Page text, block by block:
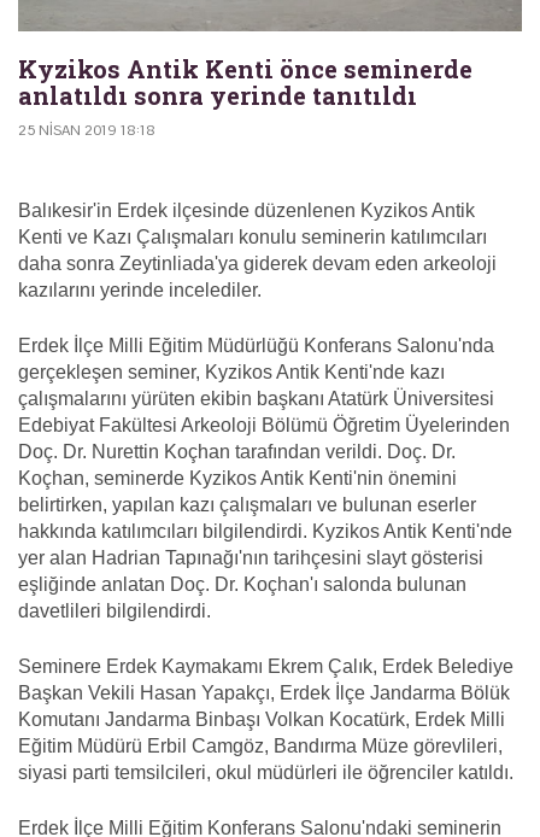
Kyzikos Antik Kenti önce seminerde
anlatıldı sonra yerinde tanıtıldı
25 NISAN 2019 18:18
Balıkesir'in Erdek ilçesinde düzenlenen Kyzikos Antik
Kenti ve Kazı Çalışmaları konulu seminerin katılımcıları
daha sonra Zeytinliada'ya giderek devam eden arkeoloji
kazılarını yerinde incelediler.
Erdek İlçe Milli Eğitim Müdürlüğü Konferans Salonu'nda
gerçekleşen seminer, Kyzikos Antik Kenti'nde kazı
çalışmalarını yürüten ekibin başkanı Atatürk Üniversitesi
Edebiyat Fakültesi Arkeoloji Bölümü Öğretim Üyelerinden
Doç. Dr. Nurettin Koçhan tarafından verildi. Doç. Dr.
Koçhan, seminerde Kyzikos Antik Kenti'nin önemini
belirtirken, yapılan kazı çalışmaları ve bulunan eserler
hakkında katılımcıları bilgilendirdi. Kyzikos Antik Kenti'nde
yer alan Hadrian Tapınağı'nın tarihçesini slayt gösterisi
eşliğinde anlatan Doç. Dr. Koçhan'ı salonda bulunan
davetlileri bilgilendirdi.
Seminere Erdek Kaymakamı Ekrem Çalık, Erdek Belediye
Başkan Vekili Hasan Yapakçı, Erdek İlçe Jandarma Bölük
Komutanı Jandarma Binbaşı Volkan Kocatürk, Erdek Milli
Eğitim Müdürü Erbil Camgöz, Bandırma Müze görevlileri,
siyasi parti temsilcileri, okul müdürleri ile öğrenciler katıldı.
Erdek İlçe Milli Eğitim Konferans Salonu'ndaki seminerin